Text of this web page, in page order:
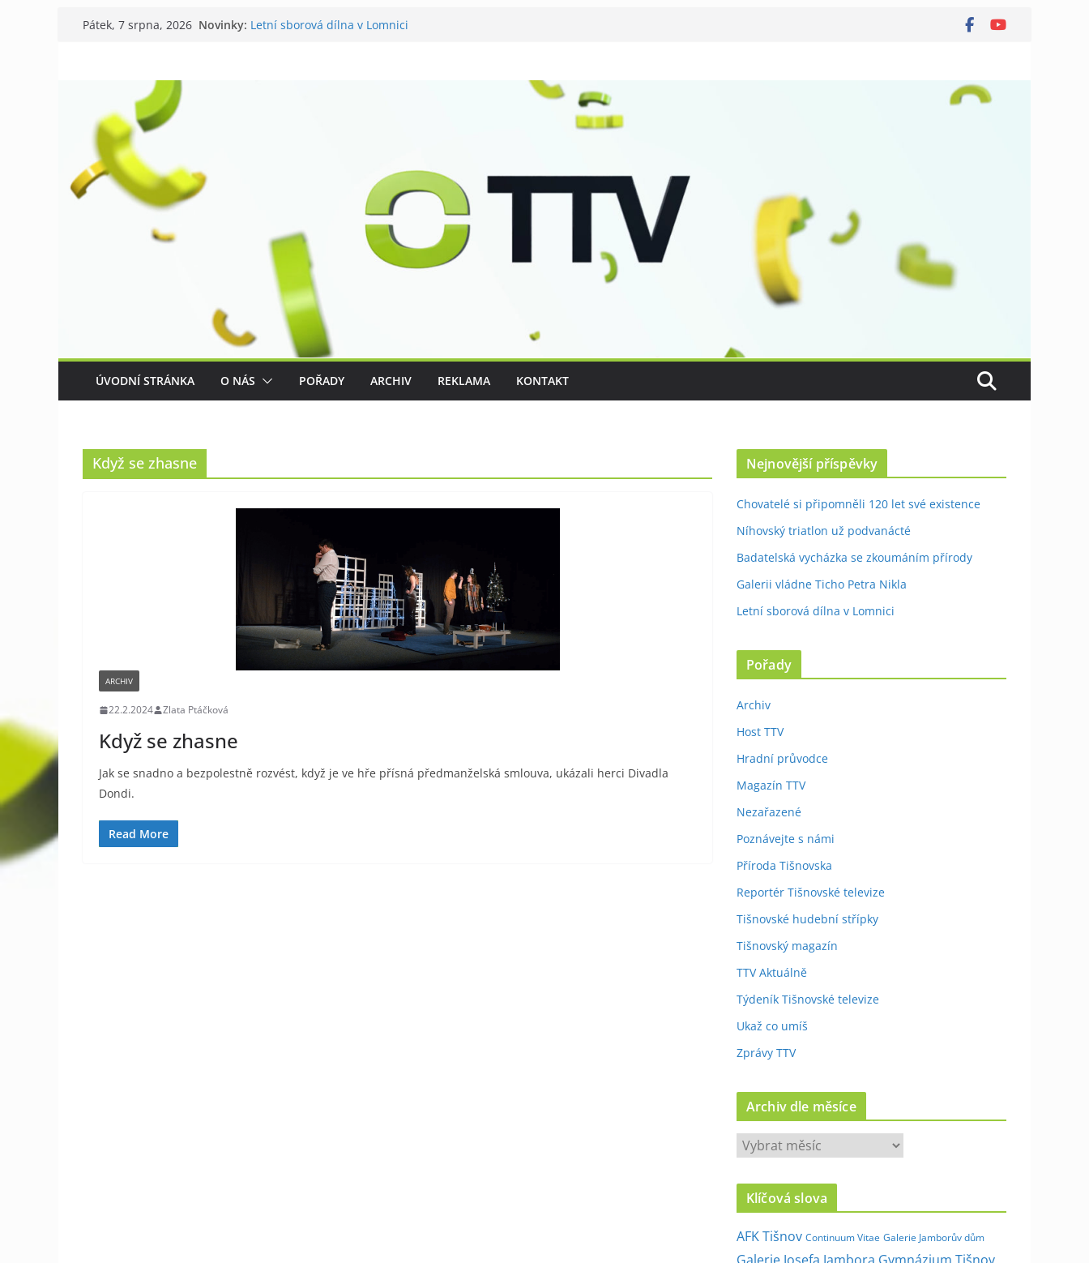
Přeskočit
Pátek, 7 srpna, 2026 Novinky: Letní sborová dílna v Lomnici
ÚVODNÍ STRÁNKA O NÁS POŘADY ARCHIV REKLAMA KONTAKT
Když se zhasne
ARCHIV
22.2.2024 Zlata Ptáčková
Když se zhasne
Jak se snadno a bezpolestně rozvést, když je ve hře přísná předmanželská smlouva, ukázali herci Divadla
Dondi.
Read More
Nejnovější příspěvky
Chovatelé si připomněli 120 let své existence
Níhovský triatlon už podvanácté
Badatelská vycházka se zkoumáním přírody
Galerii vládne Ticho Petra Nikla
Letní sborová dílna v Lomnici
Pořady
Archiv
Host TTV
Hradní průvodce
Magazín TTV
Nezařazené
Poznávejte s námi
Příroda Tišnovska
Reportér Tišnovské televize
Tišnovské hudební střípky
Tišnovský magazín
TTV Aktuálně
Týdeník Tišnovské televize
Ukaž co umíš
Zprávy TTV
Archiv dle měsíce
A
c
v
Klíčová slova
AFK Tišnov Continuum Vitae Galerie Jamborův dům